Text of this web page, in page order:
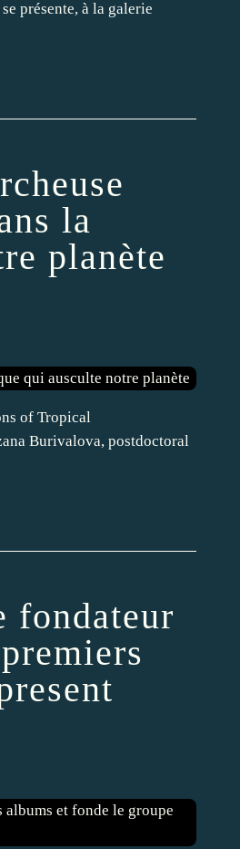
présente, à la galerie
la
planète
of Tropical
Burivalova, postdoctoral
fondateur